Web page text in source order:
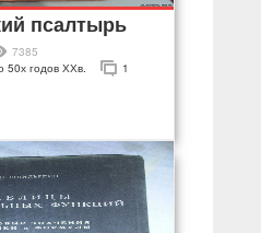
псалтырь
7385
50х годов ХХв.
1